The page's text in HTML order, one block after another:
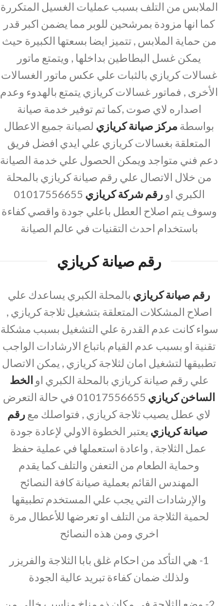
الملابس من التلف بسبب عمليات الغسيل المتكررة
كما انها مزودة بمرشحين للوبر مما يضمن اكبر قدر
من حماية الملابس , تتميز ايضا بسعتها الكبيرة حيث
يمكن غسل البطاطين بداخلها , ويتمتع ماتور
غسالات كريازي بالثبات علي عكس ماتور الغسالات
الأخرى , فماتور غسالات كريازي يتمتع بالهدوء وعدم
اصداره لاي صوت ,كما تم توفير خدمة صيانة
بواسطة مركز صيانة كريازي لصيانة جميع الاعطال
المتعلقة بغسالات كريازي علي ايدي افضل فريق
دعم فني متواجد ويمكن الحصول علي خدمة الصيانة
من خلال الاتصال علي رقم صيانة كريازي بالمحلة
الكبري اورقم شركة كريازي 01017556655
وسوف يتم اصلاح العطل باعلي جودة واقصي كفاءة
باستخدام احدث التقنيات في عالم الصيانة
رقم صيانة كريازي
رقم صيانة كريازي بالمحلة الكبري يساعدك علي
اصلاح المشكلات المتعلقة بتشغيل ثلاجة كريازي ,
سواء كانت عدم القدرة علي التشغيل بسبب مشكلة
تقنية او بسبب عدم القيام باتباع الارشادات الواجب
تطبيقها لتشغيل امان لثلاجة كريازي , يمكن الاتصال
علي رقم صيانة كريازي بالمحلة الكبري او الخط
الساخن كريازي
01017556655 في حالة التعرض
لاي عطل يصيب ثلاجة كريازي , فتواصلك معرقم
صيانة كريازي يعتبر الخطوة الاولي لإعادة جودة
عمل الثلاجة , واعادة استعملها في عملية حفظ
وحماية الطعام من التعفن والتلف كما يقدم
المهندس القائم بعملية صيانة كافة النصائح
والإرشادات التي يجب علي المستخدم تطبيقها
لحمية الثلاجة من التلف او تعرضها للأعطال مرة
اخري ومن هذه النصائح
1- هي التأكد من احكام غلق بابا الثلاجة والفريزر
ولذلك ضمان كفاءة تبريد عالية الجودة